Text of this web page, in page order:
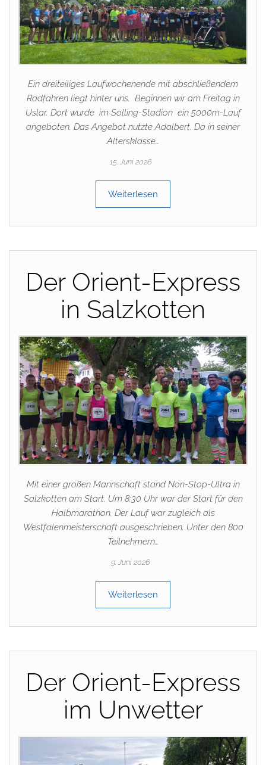
Ein dreiteiliges Laufwochenende mit abschließendem
Radfahren liegt hinter uns. Beginnen wir am Freitag in
Uslar. Dort wurde im Solling-Stadion ein 5000m-Lauf
angeboten. Das Angebot nutzte Adalbert. Da in seiner
Altersklasse…
15. Juni 2026
Weiterlesen
Der Orient-Express
in Salzkotten
Mit einer großen Mannschaft stand Non-Stop-Ultra in
Salzkotten am Start. Um 8:30 Uhr war der Start für den
Halbmarathon. Der Lauf war zugleich als
Westfalenmeisterschaft ausgeschrieben. Unter den 800
Teilnehmern…
9. Juni 2026
Weiterlesen
Der Orient-Express
im Unwetter